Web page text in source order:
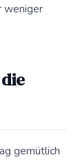
weniger
gemütlich